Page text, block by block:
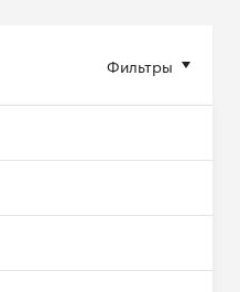
Фильтры